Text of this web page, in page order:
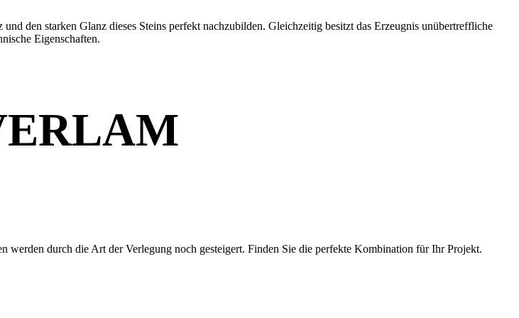
den starken Glanz dieses Steins perfekt nachzubilden. Gleichzeitig besitzt das Erzeugnis unübertreffliche
Eigenschaften.
durch die Art der Verlegung noch gesteigert. Finden Sie die perfekte Kombination für Ihr Projekt.